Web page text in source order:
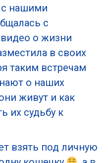
нашими
с
о жизни
в своих
таким встречам
о наших
живут и как
их судьбу к
взять под личную